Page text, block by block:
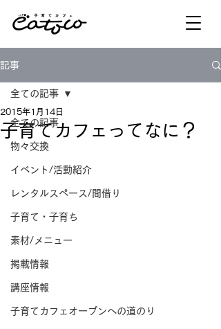
記事
全ての記事
物々交換
イベント/活動紹介
レンタルスペース/間借り
子育て・子育ち
素材/メニュー
掲載情報
講座情報
子育てカフェオープンへの道のり
全ての記事
子育てカフェってなに？
2015年1月14日